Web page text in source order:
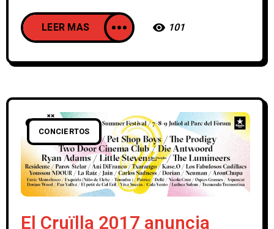
LEER MAS 101
CONCIERTOS